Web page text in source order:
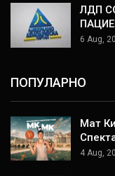
ЛДП
6 Aug,
ПОПУЛАРНО
Мат
4 Aug,